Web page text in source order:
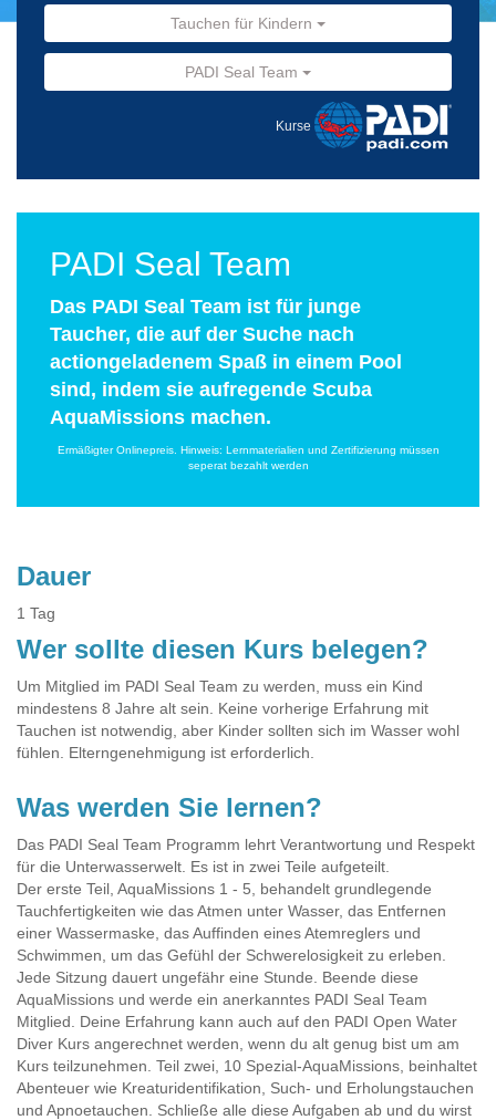
Tauchen für Kindern
PADI Seal Team
Kurse
PADI Seal Team
Das PADI Seal Team ist für junge
Taucher, die auf der Suche nach
actiongeladenem Spaß in einem Pool
sind, indem sie aufregende Scuba
AquaMissions machen.
Ermäßigter Onlinepreis. Hinweis: Lernmaterialien und Zertifizierung müssen
seperat bezahlt werden
Dauer
1 Tag
Wer sollte diesen Kurs belegen?
Um Mitglied im PADI Seal Team zu werden, muss ein Kind
mindestens 8 Jahre alt sein. Keine vorherige Erfahrung mit
Tauchen ist notwendig, aber Kinder sollten sich im Wasser wohl
fühlen. Elterngenehmigung ist erforderlich.
Was werden Sie lernen?
Das PADI Seal Team Programm lehrt Verantwortung und Respekt
für die Unterwasserwelt. Es ist in zwei Teile aufgeteilt.
Der erste Teil, AquaMissions 1 - 5, behandelt grundlegende
Tauchfertigkeiten wie das Atmen unter Wasser, das Entfernen
einer Wassermaske, das Auffinden eines Atemreglers und
Schwimmen, um das Gefühl der Schwerelosigkeit zu erleben.
Jede Sitzung dauert ungefähr eine Stunde. Beende diese
AquaMissions und werde ein anerkanntes PADI Seal Team
Mitglied. Deine Erfahrung kann auch auf den PADI Open Water
Diver Kurs angerechnet werden, wenn du alt genug bist um am
Kurs teilzunehmen. Teil zwei, 10 Spezial-AquaMissions, beinhaltet
Abenteuer wie Kreaturidentifikation, Such- und Erholungstauchen
und Apnoetauchen. Schließe alle diese Aufgaben ab und du wirst